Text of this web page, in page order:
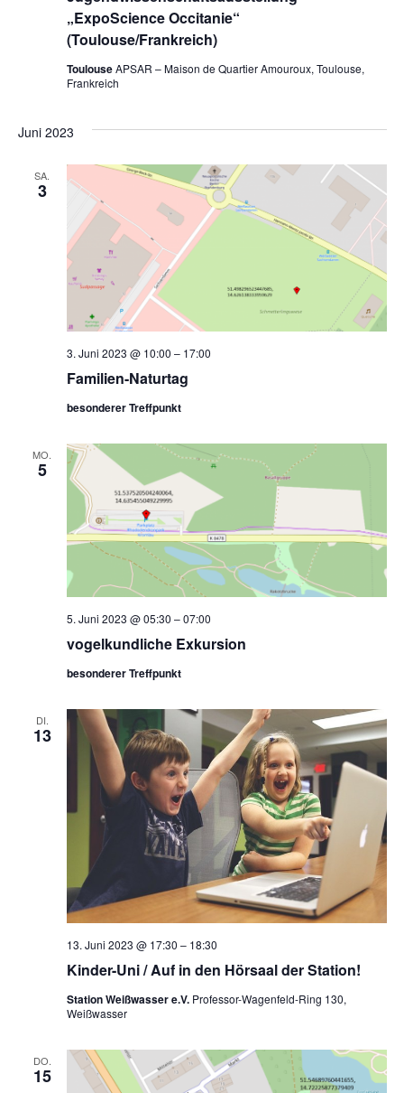
„ExpoScience Occitanie“
(Toulouse/Frankreich)
ToulouseAPSAR – Maison de Quartier Amouroux, Toulouse,
Frankreich
Juni 2023
SA.
3
Familien-Naturtag
3. Juni 2023 @ 10:00 – 17:00
besonderer Treffpunkt
MO.
5
vogelkundliche Exkursion
5. Juni 2023 @ 05:30 –07:00
besonderer Treffpunkt
DI.
13
Kinder-Uni / Auf in den Hörsaal der Station!
13. Juni 2023 @ 17:30 – 18:30
Station Weißwasser e.V. Professor-Wagenfeld-Ring 130,
Weißwasser
DO.
15